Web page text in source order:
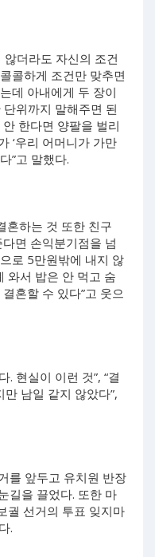
않더라도 자신의 조건
콜하게 조건만 맞추면
데 아내에게 두 장이
위까지 말해주면 된
한다면 양팔을 벌리
‘우리 어머니가 가만
”고 말했다.
혼하는 것 또한 친구
면 손익분기점을 넘
로 5만원밖에 내지 않
와서 밥은 안 먹고 숨
혼할 수 있다”고 웃으
. 현실이 이런 것”, “결
만 남일 같지 않았다”,
를 앞두고 유치원 반장
길을 끌었다. 또한 마
궐 선거의 투표 잊지마
.